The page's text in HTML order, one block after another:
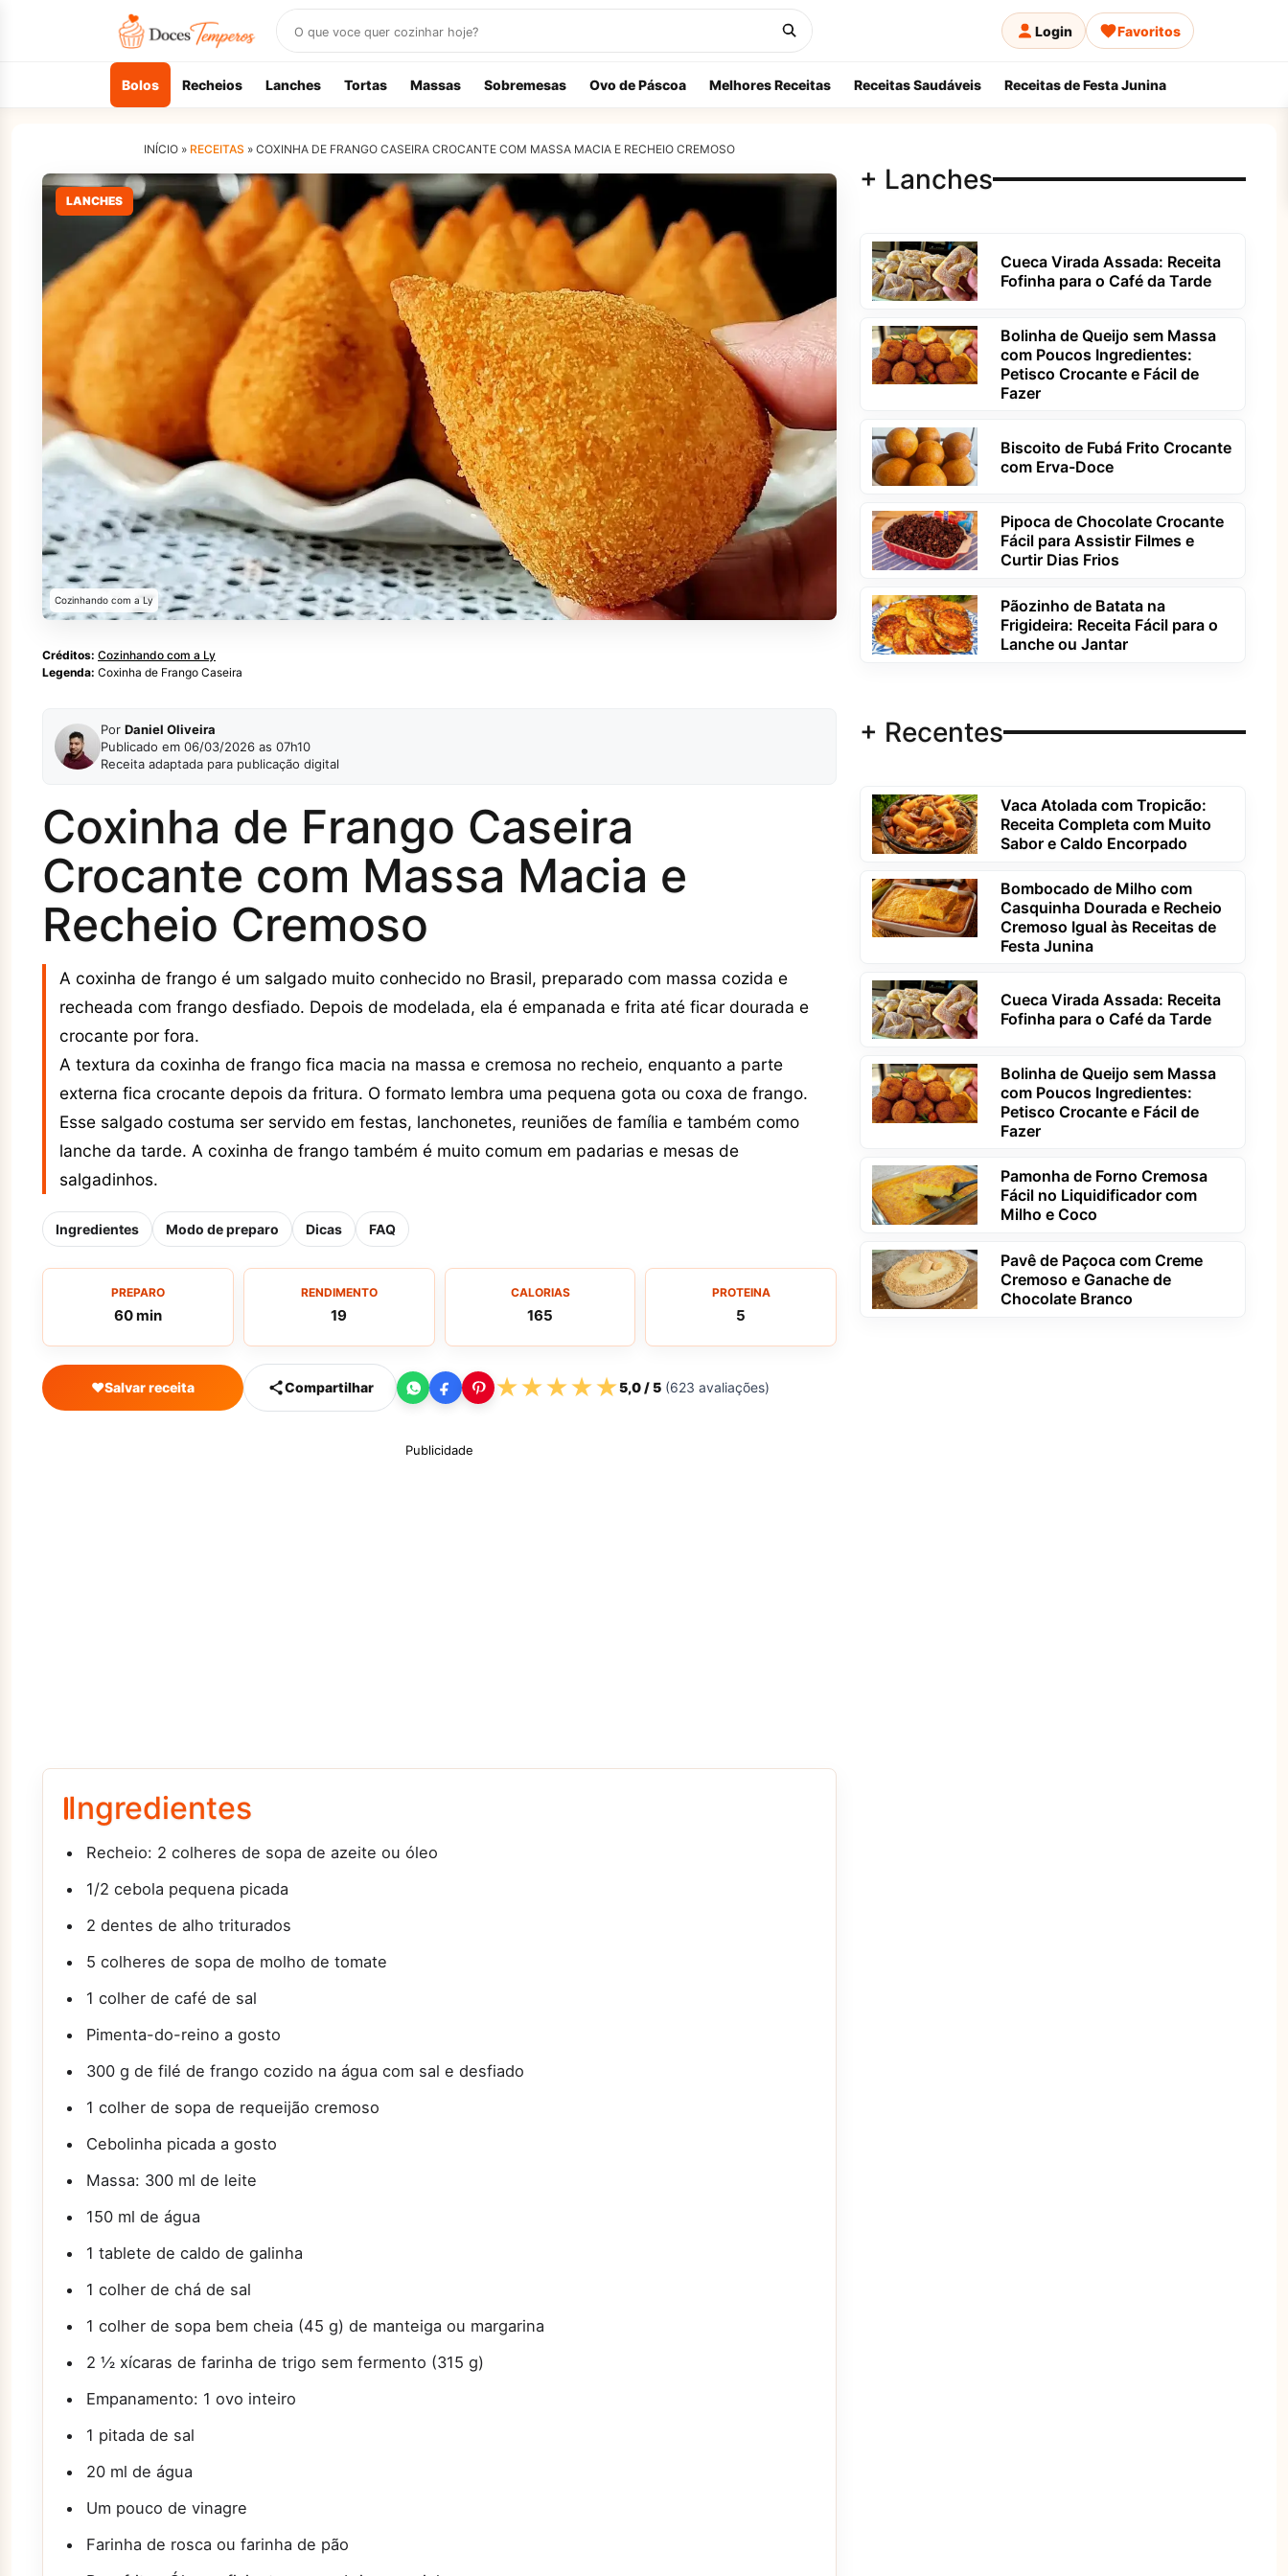
receitas
Login Favoritos
Bolos Recheios Lanches Tortas Massas Sobremesas Ovo de Páscoa Melhores Receitas Receitas Saudáveis Receitas de Festa Junina
INÍCIO » RECEITAS »COXINHA DE FRANGO CASEIRA CROCANTE COM MASSA MACIA E RECHEIO CREMOSO
LANCHES
Cozinhando com a Ly
Créditos: Cozinhando com a Ly
Legenda: Coxinha de Frango Caseira
Por Daniel Oliveira
Publicado em 06/03/2026 as 07h10
Receita adaptada para publicação digital
Coxinha de Frango Caseira
Crocante com Massa Macia e
Recheio Cremoso
A coxinha de frango é um salgado muito conhecido no Brasil, preparado com massa cozida e
recheada com frango desfiado. Depois de modelada, ela é empanada e frita até ficar dourada e
crocante por fora.
A textura da coxinha de frango fica macia na massa e cremosa no recheio, enquanto a parte
externa fica crocante depois da fritura. O formato lembra uma pequena gota ou coxa de frango.
Esse salgado costuma ser servido em festas, lanchonetes, reuniões de família e também como
lanche da tarde. A coxinha de frango também é muito comum em padarias e mesas de
salgadinhos.
Ingredientes Modo de preparo Dicas FAQ
PREPARO
60 min
RENDIMENTO
19
CALORIAS
165
PROTEINA
5
♥Salvar receita Compartilhar ★★★★★5,0/ 5 (623 avaliações)
Publicidade
Ingredientes
Recheio: 2 colheres de sopa de azeite ou óleo
1/2 cebola pequena picada
2 dentes de alho triturados
5 colheres de sopa de molho de tomate
1 colher de café de sal
Pimenta-do-reino a gosto
300 g de filé de frango cozido na água com sal e desfiado
1 colher de sopa de requeijão cremoso
Cebolinha picada a gosto
Massa: 300 ml de leite
150 ml de água
1 tablete de caldo de galinha
1 colher de chá de sal
1 colher de sopa bem cheia (45 g) de manteiga ou margarina
2 ½ xícaras de farinha de trigo sem fermento (315 g)
Empanamento: 1 ovo inteiro
1 pitada de sal
20 ml de água
Um pouco de vinagre
Farinha de rosca ou farinha de pão
+ Lanches
Cueca Virada Assada: Receita
Fofinha para o Café da Tarde
Bolinha de Queijo sem Massa
com Poucos Ingredientes:
Petisco Crocante e Fácil de
Fazer
Biscoito de Fubá Frito Crocante
com Erva-Doce
Pipoca de Chocolate Crocante
Fácil para Assistir Filmes e
Curtir Dias Frios
Pãozinho de Batata na
Frigideira: Receita Fácil para o
Lanche ou Jantar
+ Recentes
Vaca Atolada com Tropicão:
Receita Completa com Muito
Sabor e Caldo Encorpado
Bombocado de Milho com
Casquinha Dourada e Recheio
Cremoso Igual às Receitas de
Festa Junina
Cueca Virada Assada: Receita
Fofinha para o Café da Tarde
Bolinha de Queijo sem Massa
com Poucos Ingredientes:
Petisco Crocante e Fácil de
Fazer
Pamonha de Forno Cremosa
Fácil no Liquidificador com
Milho e Coco
Pavê de Paçoca com Creme
Cremoso e Ganache de
Chocolate Branco